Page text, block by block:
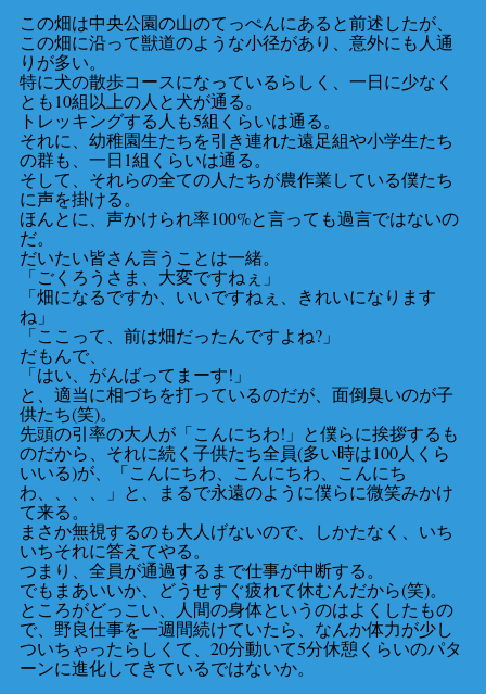
この畑は中央公園の山のてっぺんにあると前述したが、
この畑に沿って獣道のような小径があり、意外にも人通
りが多い。
特に犬の散歩コースになっているらしく、一日に少なく
とも10組以上の人と犬が通る。
トレッキングする人も5組くらいは通る。
それに、幼稚園生たちを引き連れた遠足組や小学生たち
の群も、一日1組くらいは通る。
そして、それらの全ての人たちが農作業している僕たち
に声を掛ける。
ほんとに、声かけられ率100%と言っても過言ではないの
だ。
だいたい皆さん言うことは一緒。
「ごくろうさま、大変ですねぇ」
「畑になるですか、いいですねぇ、きれいになります
ね」
「ここって、前は畑だったんですよね?」
だもんで、
「はい、がんばってまーす!」
と、適当に相づちを打っているのだが、面倒臭いのが子
供たち(笑)。
先頭の引率の大人が「こんにちわ!」と僕らに挨拶するも
のだから、それに続く子供たち全員(多い時は100人くら
いいる)が、「こんにちわ、こんにちわ、こんにち
わ、、、、」と、まるで永遠のように僕らに微笑みかけ
て来る。
まさか無視するのも大人げないので、しかたなく、いち
いちそれに答えてやる。
つまり、全員が通過するまで仕事が中断する。
でもまあいいか、どうせすぐ疲れて休むんだから(笑)。
ところがどっこい、人間の身体というのはよくしたもの
で、野良仕事を一週間続けていたら、なんか体力が少し
ついちゃったらしくて、20分動いて5分休憩くらいのパタ
ーンに進化してきているではないか。